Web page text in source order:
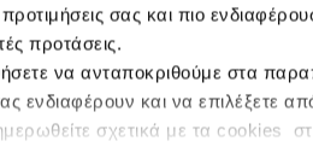
σας και πιο
προτάσεις.
να ανταποκριθούμε στα
ενδιαφέρουν και να επιλέξετε
σχετικά με τα cookies